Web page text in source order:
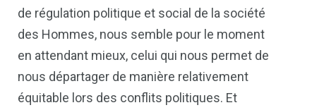
de régulation politique et social de la société
des Hommes, nous semble pour le moment
en attendant mieux, celui qui nous permet de
nous départager de manière relativement
équitable lors des conflits politiques. Et